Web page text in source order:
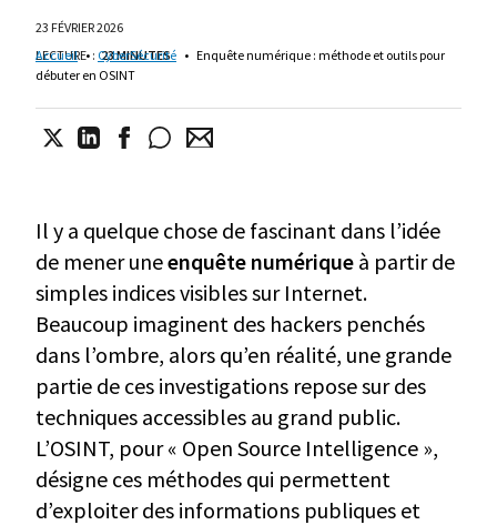
23 FÉVRIER 2026
LECTURE : 23 MINUTES
Accueil • CyberSécurité • Enquête numérique : méthode et outils pour
débuter en OSINT
Il y a quelque chose de fascinant dans l’idée
de mener uneenquête numérique à partir de
simples indices visibles sur Internet.
Beaucoup imaginent des hackers penchés
dans l’ombre, alors qu’en réalité, une grande
partie de ces investigations repose sur des
techniques accessibles au grand public.
L’OSINT, pour « Open Source Intelligence »,
désigne ces méthodes qui permettent
d’exploiter des informations publiques et